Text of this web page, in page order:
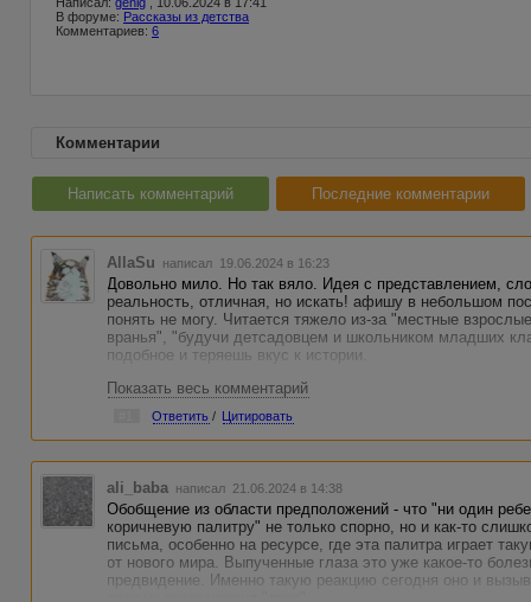
В форуме: Рассказы из детства
Комментариев: 6
Комментарии
Написать комментарий Последние комментарии
AllaSu написал 19.06.2024 в 16:23
Довольно мило. Но так вяло. Идея с представлением,
реальность, отличная, но искать! афишу в небольшом
понять не могу. Читается тяжело из-за "местные
вранья", "будучи детсадовцем и школьником младших
подобное и теряешь вкус к истории.
Показать весь комментарий
Ответить / Цитировать
ali_baba написал 21.06.2024 в 14:38
Обобщение из области предположений - что "ни один
коричневую палитру" не только спорно, но и как-то
письма, особенно на ресурсе, где эта палитра играет
от нового мира. Выпученные глаза это уже какое-то
предвидение. Именно такую реакцию сегодня оно и